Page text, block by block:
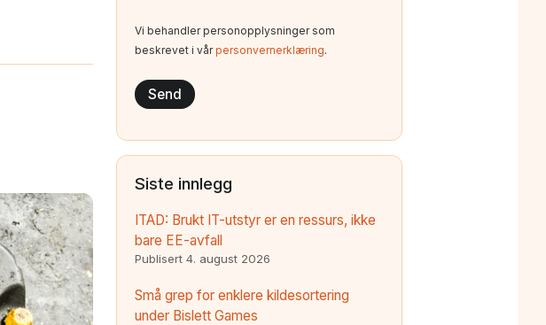
Vi behandler personopplysninger som
beskrevet i vårpersonvernerklæring.
Siste innlegg
ITAD: Brukt IT-utstyr er en ressurs, ikke
bare EE-avfall
Publisert 4. august 2026
Små grep for enklere kildesortering
under Bislett Games